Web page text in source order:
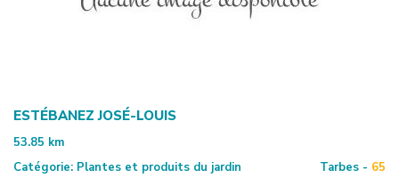
ESTÉBANEZ JOSÉ-LOUIS
53.85 km
Catégorie: Plantes et produits du jardin Tarbes - 65